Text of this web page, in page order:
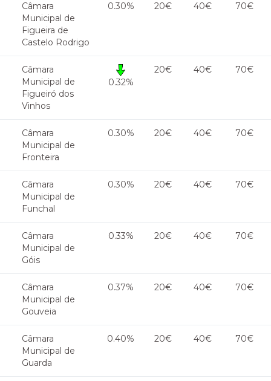
Câmara
Municipal de
Figueira de
Castelo Rodrigo
0.30% 20€ 40€ 70€
Câmara
Municipal de
Figueiró dos
Vinhos
0.32%
20€ 40€ 70€
Câmara
Municipal de
Fronteira
0.30% 20€ 40€ 70€
Câmara
Municipal de
Funchal
0.30% 20€ 40€ 70€
Câmara
Municipal de
Góis
0.33% 20€ 40€ 70€
Câmara
Municipal de
Gouveia
0.37% 20€ 40€ 70€
Câmara
Municipal de
Guarda
0.40% 20€ 40€ 70€